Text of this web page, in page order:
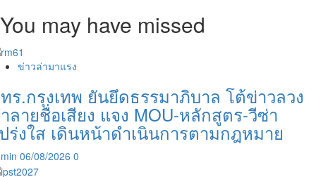
You may have missed
ข่าวล่ามาแรง
ร.กรุงเทพ ยันยึดธรรมาภิบาล โต้ข่าวลวง
ลายชื่อเสียง แจง MOU-หลักสูตร-วีซ่า
ร่งใส เดินหน้าดำเนินการตามกฎหมาย
06/08/2026 0